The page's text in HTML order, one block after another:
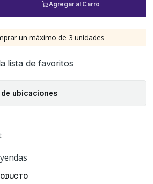
Agregar al Carro
un máximo de 3 unidades
lista de favoritos
ubicaciones